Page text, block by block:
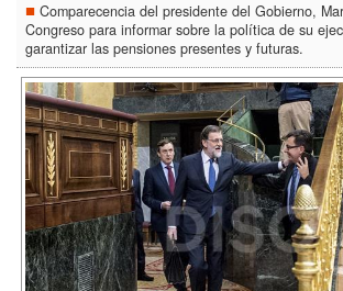
Comparecencia del presidente del Gobierno,
Congreso para informar sobre la política de su
garantizar las pensiones presentes y futuras.